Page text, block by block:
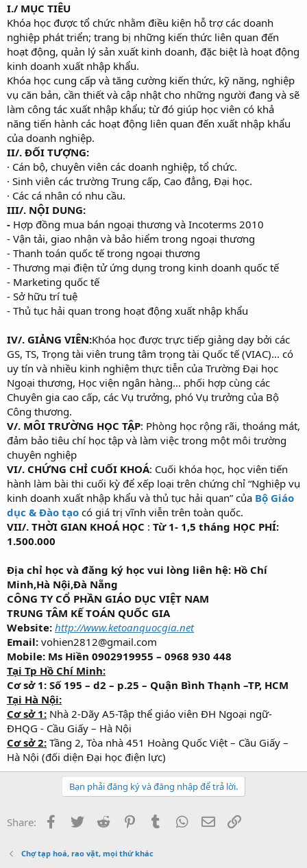
I./ MỤC TIÊU
Khóa học được tổ chức nhằm điều kiện hỗ trợ các doanh
nghiệp phát triển; trang bị những kiến thức liên quan đến
hoạt động, quản lý sản xuất kinh doanh, đặc biệt là hoạt động
kinh doanh xuất nhập khẩu.
Khóa học cung cấp và tăng cường kiến thức, kỹ năng, nghiệp
vụ căn bản, cần thiết và cập nhật cho những người đang và sẽ
làm công tác xuất nhập khẩu; từ đó giúp học viên có khả
năng tiến hành các hoạt động liên quan đến xuất nhập khẩu
của doanh nghiệp.
II/. ĐỐI TƯỢNG:
· Cán bộ, chuyên viên các doanh nghiệp, tổ chức.
· Sinh viên các trường Trung cấp, Cao đẳng, Đại học.
· Các cá nhân có nhu cầu.
III/. NỘI DUNG:
- Hợp đồng mua bán ngoại thương và Incoterms 2010
- Vận tải, giao nhận và bảo hiểm trong ngoại thương
- Thanh toán quốc tế trong ngoại thương
- Thương mại điện tử ứng dụng trong kinh doanh quốc tế
- Marketing quốc tế
- Sở hữu trí tuệ
- Thủ tục hải quan trong hoạt động xuất nhập khẩu
IV/. GIẢNG VIÊN:Khóa học được trực tiếp giảng dạy bởi các
GS, TS, Trọng tài viên trung tâm trọng tài Quốc tế (VIAC)... có
uy tín và nhiều kinh nghiệm thực tiễn của Trường Đại học
Ngoại thương, Học viện ngân hàng… phối hợp cùng các
Chuyên gia cao cấp, các Vụ trưởng, phó Vụ trưởng của Bộ
Công thương.
V/. MÔI TRƯỜNG HỌC TẬP: Phòng học rộng rãi, thoáng mát,
đảm bảo tiêu chí học tập và làm việc trong một môi trường
chuyên nghiệp
VI/. CHỨNG CHỈ CUỐI KHOÁ: Cuối khóa học, học viên tiến
hành làm bài thi cuối kỳ để xếp loại trên chứng chỉ “Nghiệp vụ
kinh doanh xuất nhập khẩu và thủ tục hải quan” của Bộ Giáo
dục & Đào tạo có giá trị vĩnh viễn trên toàn quốc.
VII/. THỜI GIAN KHOÁ HỌC : Từ 1- 1,5 tháng HỌC PHÍ:
1.500.000
Địa chỉ học và đăng ký học vui lòng liên hệ: Hồ Chí
Minh,Hà Nội,Đà Nẵng
CÔNG TY CỔ PHẦN GIÁO DỤC VIỆT NAM
TRUNG TÂM KẾ TOÁN QUỐC GIA
Website: http://www.ketoanquocgia.net
Email: vohien2812@gmail.com
Mobile: Ms Hiền 0902919955 – 0968 930 448
Tại Tp Hồ Chí Minh:
Cơ sở 1: Số 195 – d2 – p.25 – Quận Bình Thạnh –TP, HCM
Tại Hà Nội:
Cơ sở 1: Nhà 2-Dãy A5-Tập thể giáo viên ĐH Ngoại ngữ-
ĐHQG - Cầu Giấy – Hà Nội
Cơ sở 2: Tầng 2, Tòa nhà 451 Hoàng Quốc Việt – Cầu Giấy –
Hà Nội (đối diện Đại học điện lực)
Bạn phải đăng ký và đăng nhập để trả lời.
Share: Facebook
Twitter Reddit PinterestTumblr WhatsApp
Email
Chợ tạp hoá, rao vặt, mọi thứ khác